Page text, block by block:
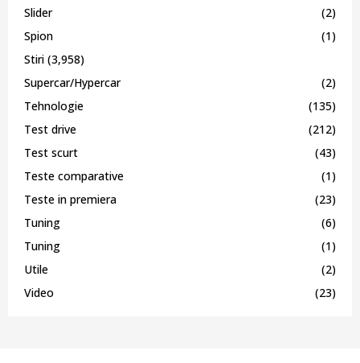
Slider
(2)
Spion
(1)
Stiri (3,958)
Supercar/Hypercar
(2)
Tehnologie
(135)
Test drive
(212)
Test scurt
(43)
Teste comparative
(1)
Teste in premiera
(23)
Tuning
(6)
Tuning
(1)
Utile
(2)
Video
(23)